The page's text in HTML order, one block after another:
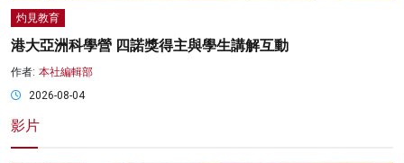
灼見教育
港大亞洲科學營 四諾獎得主與學生講解互動
作者: 本社編輯部
2026-08-04
影片